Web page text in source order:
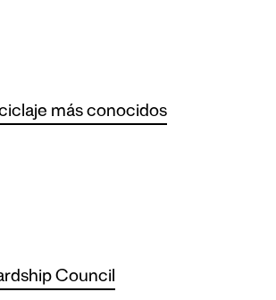
más conocidos
Council